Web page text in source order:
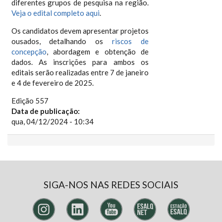
diferentes grupos de pesquisa na região.
Veja o edital completo aqui.
Os candidatos devem apresentar projetos
ousados, detalhando osriscos de
concepção, abordagem e obtenção de
dados. As inscrições para ambos os
editais serão realizadas entre 7 de janeiro
e 4 de fevereiro de 2025.
Edição 557
Data de publicação:
qua, 04/12/2024 - 10:34
SIGA-NOS NAS REDES SOCIAIS